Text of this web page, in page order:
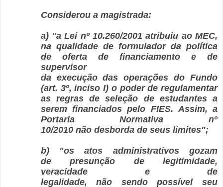
Considerou a magistrada:
a) "a Lei nº 10.260/2001 atribuiu ao MEC,
na qualidade de formulador da política
de oferta de financiamento e de
supervisor
da execução das operações do Fundo
(art. 3º, inciso I) o poder de regulamentar
as regras de seleção de estudantes a
serem financiados pelo FIES. Assim, a
Portaria Normativa nº
10/2010 não desborda de seus limites";
b) "os atos administrativos gozam
de presunção de legitimidade,
veracidade e de
legalidade, não sendo possível seu